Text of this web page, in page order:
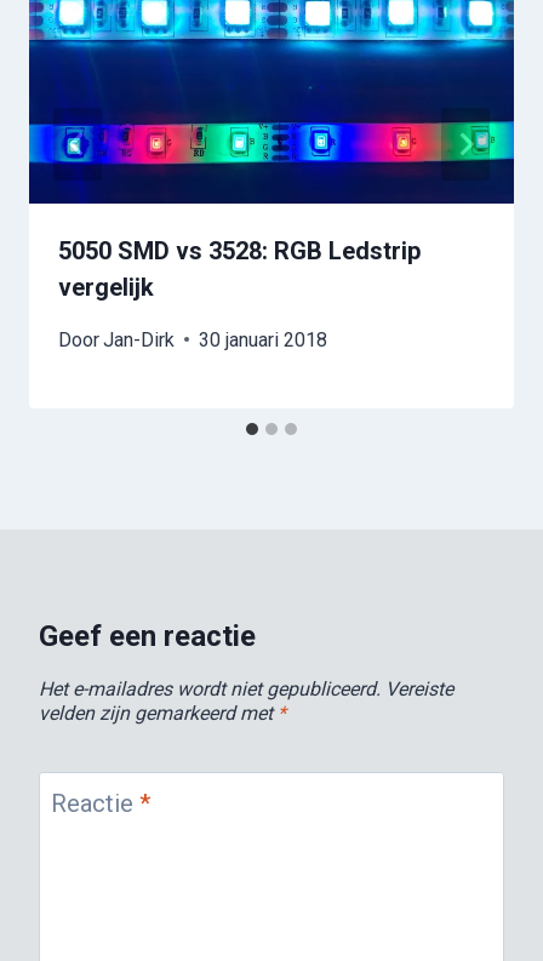
5050 SMD vs 3528: RGB Ledstrip
vergelijk
DoorJan-Dirk 30 januari 2018
Geef een reactie
Het e-mailadres wordt niet gepubliceerd. Vereiste
velden zijn gemarkeerd met *
Reactie *